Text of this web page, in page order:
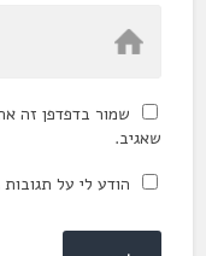
שמור בדפדפן זה
שאגיב.
הודע לי על